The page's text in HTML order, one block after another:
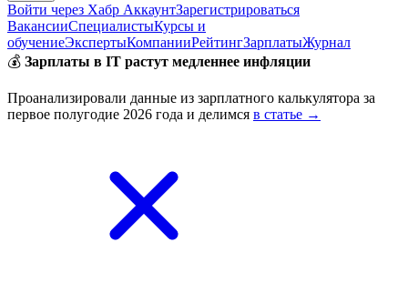
Войти через Хабр АккаунтЗарегистрироваться
ВакансииСпециалистыКурсы и
обучениеЭкспертыКомпанииРейтингЗарплатыЖурнал
💰 Зарплаты в IT растут медленнее инфляции
Проанализировали данные из зарплатного калькулятора за
первое полугодие 2026 года и делимся в статье →